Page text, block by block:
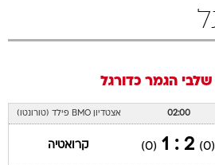
שלבי הגמר כדורגל
02:00 אצטדיון BMO פילד (טורונטו)
(0)
2 : 1
(0) קרואטיה